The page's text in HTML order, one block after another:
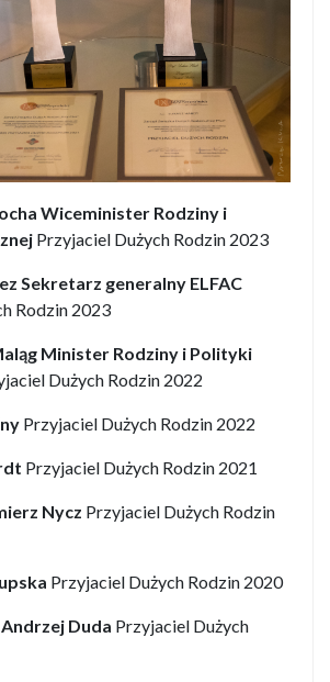
Wiceminister Rodziny i
Przyjaciel Dużych Rodzin 2023
Sekretarz generalny ELFAC
Rodzin 2023
Minister Rodziny i Polityki
Dużych Rodzin 2022
Przyjaciel Dużych Rodzin 2022
Przyjaciel Dużych Rodzin 2021
Nycz Przyjaciel Dużych Rodzin
Przyjaciel Dużych Rodzin 2020
Duda Przyjaciel Dużych